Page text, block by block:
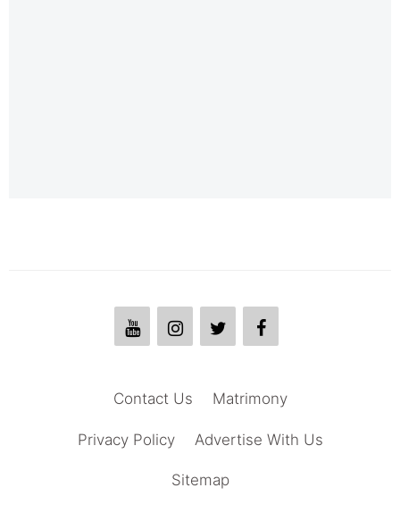
Matrimony
Contact Us
Advertise With Us
Privacy Policy
Sitemap